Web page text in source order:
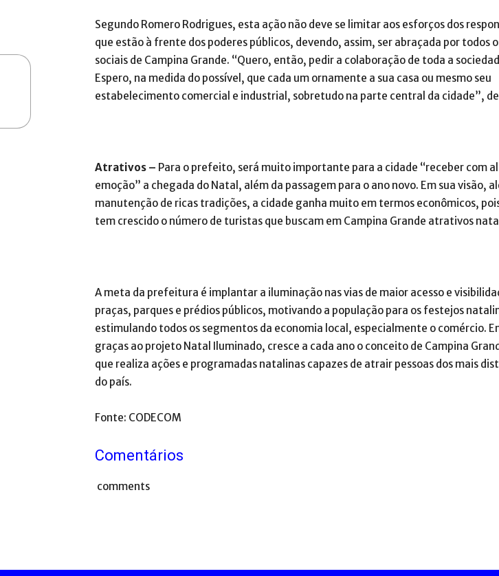
Segundo Romero Rodrigues, esta ação não deve se limitar aos esforços dos
que estão à frente dos poderes públicos, devendo, assim, ser abraçada por todos
sociais de Campina Grande. “Quero, então, pedir a colaboração de toda a
Espero, na medida do possível, que cada um ornamente a sua casa ou mesmo seu
estabelecimento comercial e industrial, sobretudo na parte central da cidade”,
Atrativos – Para o prefeito, será muito importante para a cidade “receber com
emoção” a chegada do Natal, além da passagem para o ano novo. Em sua visão,
manutenção de ricas tradições, a cidade ganha muito em termos econômicos,
tem crescido o número de turistas que buscam em Campina Grande atrativos
A meta da prefeitura é implantar a iluminação nas vias de maior acesso e
praças, parques e prédios públicos, motivando a população para os festejos
estimulando todos os segmentos da economia local, especialmente o comércio.
graças ao projeto Natal Iluminado, cresce a cada ano o conceito de Campina
que realiza ações e programadas natalinas capazes de atrair pessoas dos mais
do país.
Fonte: CODECOM
Comentários
comments